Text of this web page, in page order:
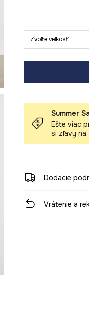
Zvoľte veľkosť
Summer
Ešte viac
si zľavy na
Dodacie
Vrátenie a